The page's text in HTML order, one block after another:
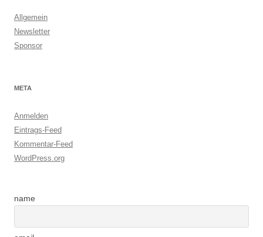
Allgemein
Newsletter
Sponsor
META
Anmelden
Eintrags-Feed
Kommentar-Feed
WordPress.org
name